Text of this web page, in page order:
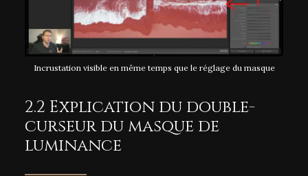
Incrustation visible en même temps que le réglage du masque
2.2 Explication du double-
curseur du masque de
luminance